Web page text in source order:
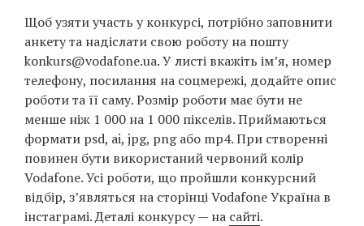
Щоб узяти участь у конкурсі, потрібно заповнити
анкету та надіслати свою роботу на пошту
konkurs@vodafone.ua. У листі вкажіть ім’я, номер
телефону, посилання на соцмережі, додайте опис
роботи та її саму. Розмір роботи має бути не
менше ніж 1 000 на 1 000 пікселів. Приймаються
формати psd, ai, jpg, png або mp4. При створенні
повинен бути використаний червоний колір
Vodafone. Усі роботи, що пройшли конкурсний
відбір, з’являться на сторінці Vodafone Україна в
інстаграмі. Деталі конкурсу — на сайті.